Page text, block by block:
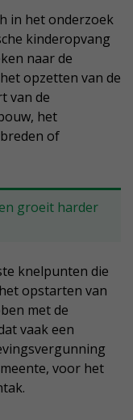
in het onderzoek
kinderopvang
naar de
opzetten van de
van de
het
of
groeit harder
knelpunten die
opstarten van
met de
vaak een
voor het